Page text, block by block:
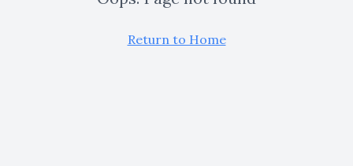
Return to Home